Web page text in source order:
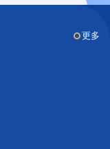
更多